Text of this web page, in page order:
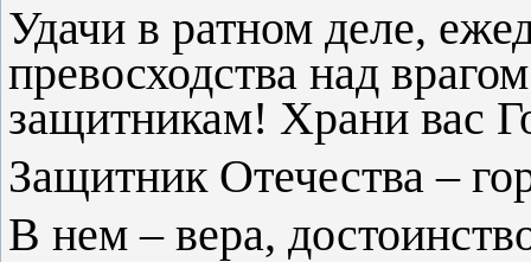
Удачи в ратном деле,
превосходства над
защитникам! Храни вас
Защитник Отечества –
В нем – вера,